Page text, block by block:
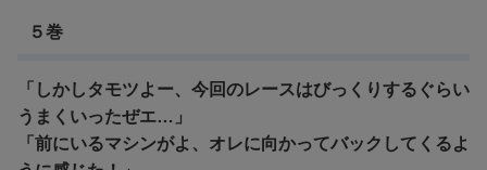
５巻
「しかしタモツよー、今回のレースはびっくりするぐらい
うまくいったぜエ…」
「前にいるマシンがよ、オレに向かってバックしてくるよ